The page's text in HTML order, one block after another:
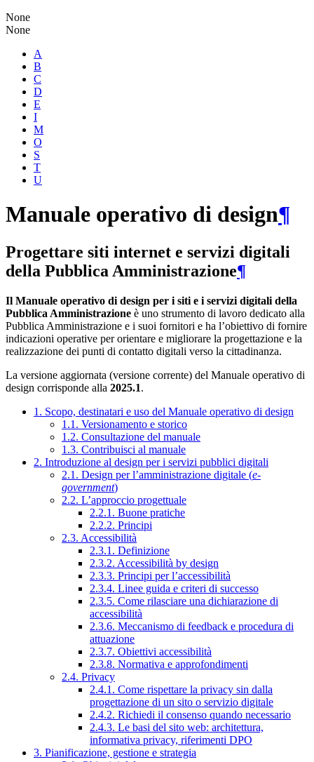
None
None
A
B
C
D
E
I
M
O
S
T
U
Manuale operativo di design¶
Progettare siti internet e servizi digitali
della Pubblica Amministrazione¶
Il Manuale operativo di design per i siti e i servizi digitali della
Pubblica Amministrazione è uno strumento di lavoro dedicato alla
Pubblica Amministrazione e i suoi fornitori e ha l’obiettivo di fornire
indicazioni operative per orientare e migliorare la progettazione e la
realizzazione dei punti di contatto digitali verso la cittadinanza.
La versione aggiornata (versione corrente) del Manuale operativo di
design corrisponde alla 2025.1.
1. Scopo, destinatari e uso del Manuale operativo di design
1.1. Versionamento e storico
1.2. Consultazione del manuale
1.3. Contribuisci al manuale
2. Introduzione al design per i servizi pubblici digitali
2.1. Design per l’amministrazione digitale (e-
government)
2.2. L’approccio progettuale
2.2.1. Buone pratiche
2.2.2. Principi
2.3. Accessibilità
2.3.1. Definizione
2.3.2. Accessibilità by design
2.3.3. Principi per l’accessibilità
2.3.4. Linee guida e criteri di successo
2.3.5. Come rilasciare una dichiarazione di
accessibilità
2.3.6. Meccanismo di feedback e procedura di
attuazione
2.3.7. Obiettivi accessibilità
2.3.8. Normativa e approfondimenti
2.4. Privacy
2.4.1. Come rispettare la privacy sin dalla
progettazione di un sito o servizio digitale
2.4.2. Richiedi il consenso quando necessario
2.4.3. Le basi del sito web: architettura,
informativa privacy, riferimenti DPO
3. Pianificazione, gestione e strategia